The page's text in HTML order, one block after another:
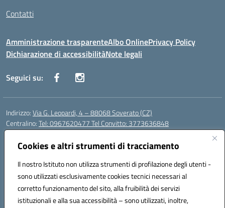
Cookies e altri strumenti di tracciamento
Il nostro Istituto non utilizza strumenti di profilazione degli utenti -
sono utilizzati esclusivamente cookies tecnici necessari al
corretto funzionamento del sito, alla fruibilità dei servizi
istituzionali e alla sua accessibilità – sono utilizzati, inoltre,
Contatti
Amministrazione trasparenteAlbo OnlinePrivacy Policy
Dichiarazione di accessibilitàNote legali
Seguici su:
Indirizzo:Via G. Leopardi, 4 – 88068 Soverato (CZ)
Centralino:Tel: 0967620477 Tel Convitto: 3773636848
Email:
Posta elettronica certificata (PEC):czrh04000q@pec.istruzione.it
Codice fiscale: 84000690796
Codice meccanografico:CZRH04000Q
Codice Indice delle Pubbliche Amministrazioni (IPA): istsc_czrh04000q
Codice unico di fatturazione (CUF): UF9M13